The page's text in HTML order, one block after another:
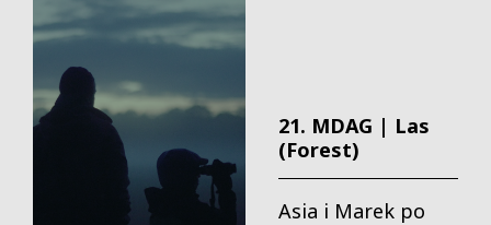
21. MDAG | Las
(Forest)
Asia i Marek po